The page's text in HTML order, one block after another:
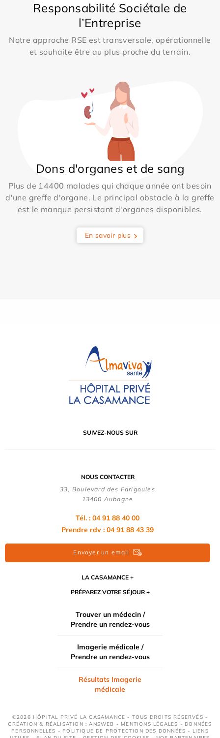
Responsabilité Sociétale de
l’Entreprise
Notre approche RSE est transversale, opérationnelle
et souhaite être au plus proche du terrain.
Dons d'organes et de sang
Plus de 14400 malades qui chaque année ont besoin
d'une greffe d'organe. Le principal obstacle à la greffe
est le manque persistant d'organes disponibles.
En savoir plus
SUIVEZ-NOUS SUR
NOUS CONTACTER
33, Boulevard des Farigoules
13400 Aubagne
Tél. : 04 91 88 40 00
Prendre rdv : 04 91 88 43 39
Envoyer un email
LA CASAMANCE
PRÉPAREZ VOTRE SÉJOUR
Trouver un médecin /
Prendre un rendez-vous
Imagerie médicale /
Prendre un rendez-vous
Résultats Imagerie
médicale
©2026 HÔPITAL PRIVÉ LA CASAMANCE - TOUS DROITS RÉSERVÉS -
CRÉATION & RÉALISATION : ANSWEB - MENTIONS LÉGALES - DONNÉES
PERSONNELLES - POLITIQUE DE PROTECTION DES DONNÉES - LIENS